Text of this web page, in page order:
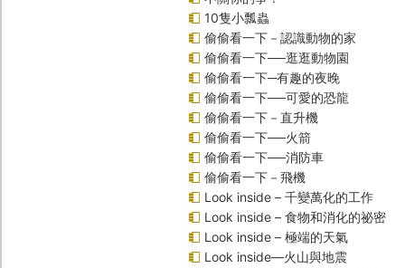
10隻小瓢蟲
偷偷看一下－認識動物的家
偷偷看一下──逛逛動物園
偷偷看一下─有趣的夜晚
偷偷看一下──可愛的恐龍
偷偷看一下－直升機
偷偷看一下──火箭
偷偷看一下──消防車
偷偷看一下－飛機
Look inside – 千變萬化的工作
Look inside – 食物和消化的祕密
Look inside – 極端的天氣
Look inside—火山與地震